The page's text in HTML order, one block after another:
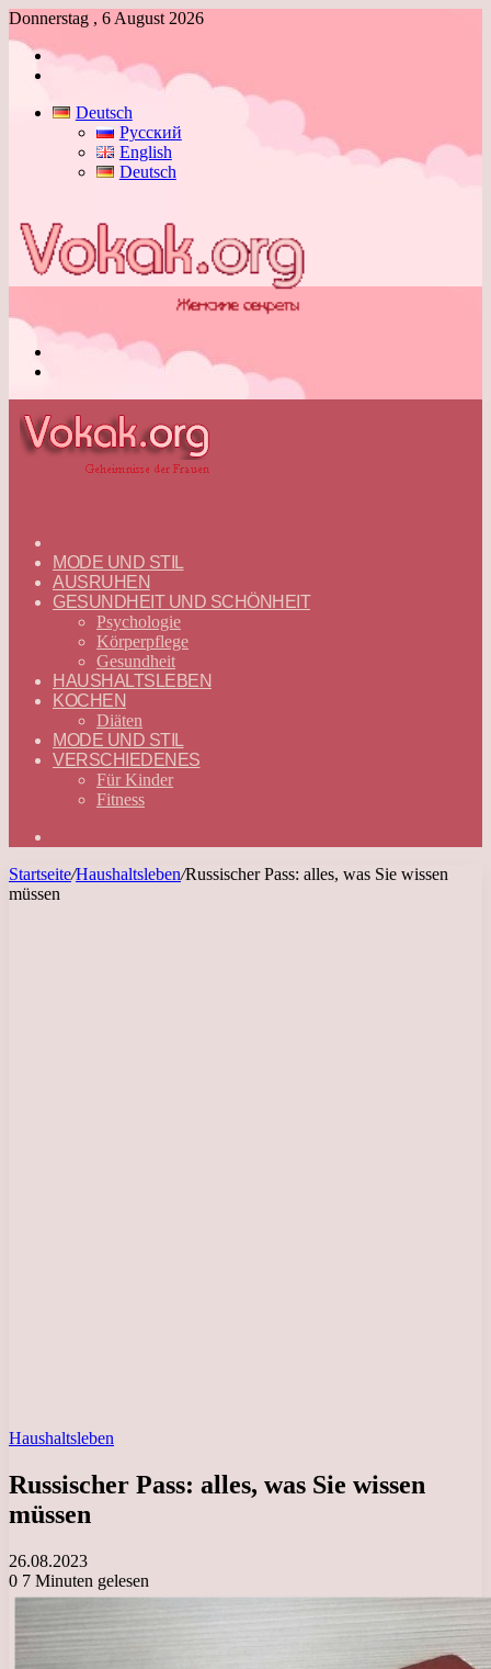
Donnerstag , 6 August 2026
Anmelden
Deutsch
Русский
English
Deutsch
—
DEUTSCH
MODE UND STIL
AUSRUHEN
GESUNDHEIT UND SCHÖNHEIT
Psychologie
Körperpflege
Gesundheit
HAUSHALTSLEBEN
KOCHEN
Diäten
MODE UND STIL
VERSCHIEDENES
Für Kinder
Fitness
Startseite/Haushaltsleben/Russischer Pass: alles, was Sie wissen
müssen
Haushaltsleben
Russischer Pass: alles, was Sie wissen
müssen
26.08.2023
0 7 Minuten gelesen